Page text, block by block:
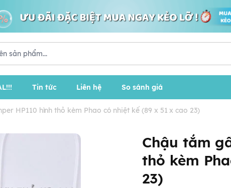
Tin tức Liên hệ So sánh giá
HP110 hình thỏ kèm Phao có nhiệt kế (89 x 51 x cao 23)
Chậu tắm
thỏ kèm
23)